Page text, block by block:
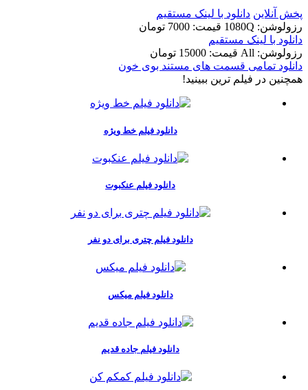
پخش آنلاین دانلود با لينک مستقيم
رزولوشن: 1080Q
قيمت: 7000 تومان
دانلود با لينک مستقيم
رزولوشن: All
قيمت: 15000 تومان
دانلود تمامی قسمت های مستند بوی خون
همچنين در فيلم ترين ببينيد!
دانلود فیلم خط ویژه
دانلود فیلم عنکبوت
دانلود فیلم چتری برای دو نفر
دانلود فیلم میکس
دانلود فیلم جاده قدیم